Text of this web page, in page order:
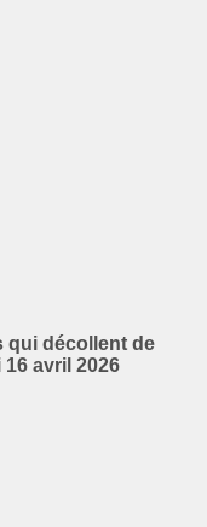
qui décollent de
avril 2026